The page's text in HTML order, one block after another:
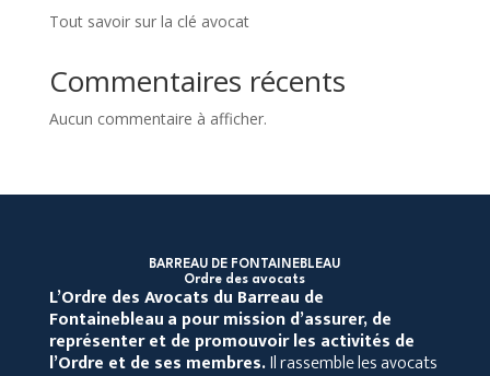
Tout savoir sur la clé avocat
Commentaires récents
Aucun commentaire à afficher.
BARREAU DE FONTAINEBLEAU
Ordre des avocats
L’Ordre des Avocats du Barreau de
Fontainebleaua pour mission d’assurer, de
représenter et de promouvoir les activités de
l’Ordre et de ses membres.Il rassemble les avocats